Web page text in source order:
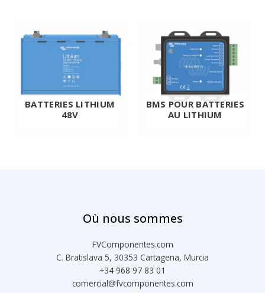
BATTERIES LITHIUM
48V
BMS POUR BATTERIES
AU LITHIUM
Où nous sommes
FVComponentes.com
C. Bratislava 5, 30353 Cartagena, Murcia
+34 968 97 83 01
comercial@fvcomponentes.com